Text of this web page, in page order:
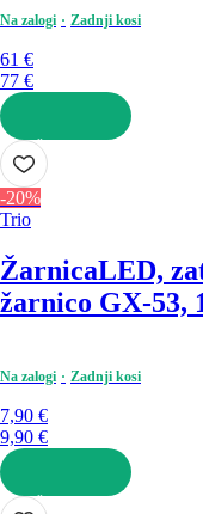
Na zalogi Zadnji kosi
61 €
77 €
V KOŠARICO
-20%
Trio
ŽarnicaLED,
žarnico GX-53,
Na zalogi Zadnji kosi
7,90 €
9,90 €
V KOŠARICO